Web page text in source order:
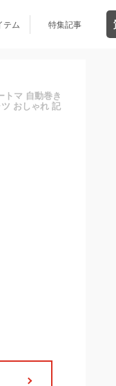
テム 特集記事
トマ 自動巻き
おしゃれ 記